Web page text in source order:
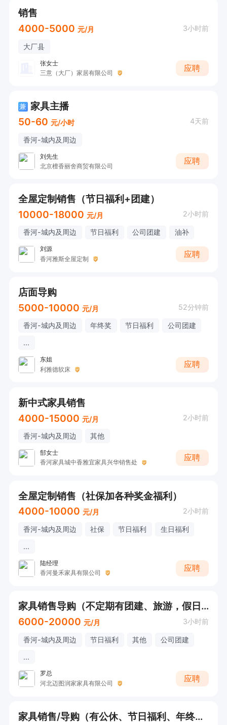
销售
4000-5000 元/月 3小时前
大厂县
张女士
三意（大厂）家居有限公司
应聘
兼 家具主播
50-60 元/小时 4天前
香河-城内及周边
刘先生
北京檀香丽舍商贸有限公司
应聘
全屋定制销售（节日福利+团建）
10000-18000 元/月 2小时前
香河-城内及周边 节日福利 公司团建 油补
刘源
香河雅斯全屋定制
应聘
店面导购
5000-10000 元/月 52分钟前
香河-城内及周边 年终奖 节日福利
公司团建
...
东姐
利雅德软床
应聘
新中式家具销售
4000-15000 元/月 2小时前
香河-城内及周边 其他
郜女士
香河家具城中香雅宜家具兴华销售处
应聘
全屋定制销售（社保加各种奖金福利）
4000-10000 元/月 2小时前
香河-城内及周边 社保 节日福利
生日福利
...
陆经理
香河曼禾家具有限公司
应聘
家具销售导购（不定期有团建、旅游，假日有福利，每月有奖金）
6000-20000 元/月 3小时前
香河-城内及周边 节日福利 其他
公司团建
...
罗总
河北迈图润家家具有限公司
应聘
家具销售/导购（有公休、节日福利、年终奖）